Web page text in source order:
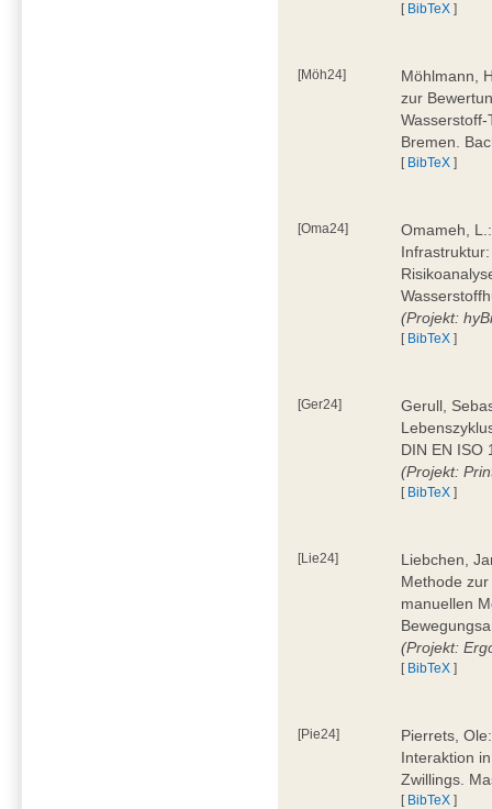
[ BibTeX ]
[Möh24]
Möhlmann,
zur
Bremen.
[ BibTeX ]
[Oma24]
Omameh,
(Projekt:
[ BibTeX ]
[Ger24]
Gerull,
DIN EN ISO
(Projekt:
[ BibTeX ]
[Lie24]
Liebchen,
Methode
manuellen
(Projekt:
[ BibTeX ]
[Pie24]
Pierrets,
Interaktion
Zwillings.
[ BibTeX ]